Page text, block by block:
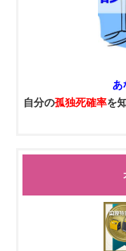
あ
自分の孤独死確率を